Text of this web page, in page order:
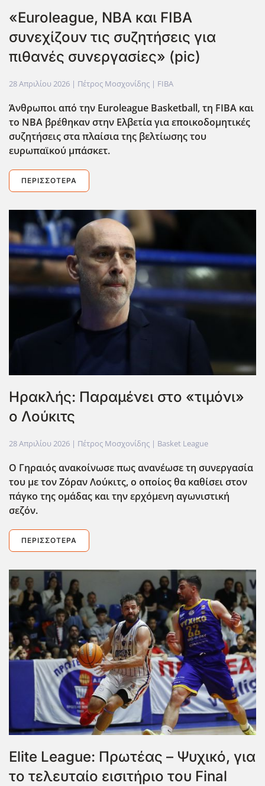
«Euroleague, NBA και FIBA
συνεχίζουν τις συζητήσεις για
πιθανές συνεργασίες» (pic)
28 Απριλίου 2026 | Πέτρος Μοσχονίδης | FIBA
Άνθρωποι από την Euroleague Basketball, τη FIBA και
το ΝΒΑ βρέθηκαν στην Ελβετία για εποικοδομητικές
συζητήσεις στα πλαίσια της βελτίωσης του
ευρωπαϊκού μπάσκετ.
ΠΕΡΙΣΣΌΤΕΡΑ
Ηρακλής: Παραμένει στο «τιμόνι»
ο Λούκιτς
28 Απριλίου 2026 | Πέτρος Μοσχονίδης | Basket League
Ο Γηραιός ανακοίνωσε πως ανανέωσε τη συνεργασία
του με τον Ζόραν Λούκιτς, ο οποίος θα καθίσει στον
πάγκο της ομάδας και την ερχόμενη αγωνιστική
σεζόν.
ΠΕΡΙΣΣΌΤΕΡΑ
Elite League: Πρωτέας – Ψυχικό, για
το τελευταίο εισιτήριο του Final